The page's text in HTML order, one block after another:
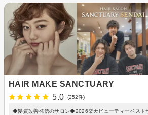
HAIR MAKE SANCTUARY
5.0
(252件)
◆髪質改善発信のサロン◆2026楽天ビューティーベスト